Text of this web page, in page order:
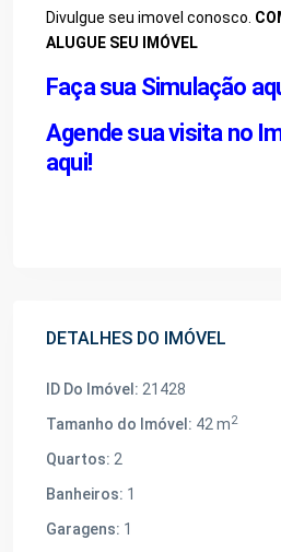
Divulgue seu imovel conosco.
ALUGUE SEU IMÓVEL
Faça sua Simulação
Agende sua visita no
aqui!
DETALHES DO IMÓVEL
ID Do Imóvel: 21428
Tamanho do Imóvel: 42 m2
Quartos: 2
Banheiros: 1
Garagens: 1